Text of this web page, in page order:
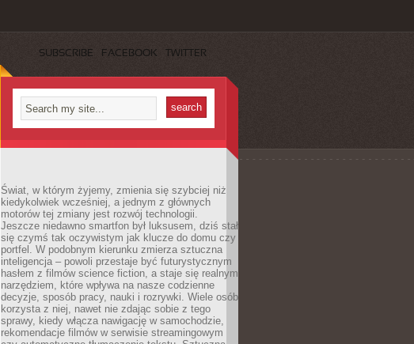
SUBSCRIBE FACEBOOK TWITTER
Świat, w którym żyjemy, zmienia się szybciej niż
kiedykolwiek wcześniej, a jednym z głównych
motorów tej zmiany jest rozwój technologii.
Jeszcze niedawno smartfon był luksusem, dziś stał
się czymś tak oczywistym jak klucze do domu czy
portfel. W podobnym kierunku zmierza sztuczna
inteligencja – powoli przestaje być futurystycznym
hasłem z filmów science fiction, a staje się realnym
narzędziem, które wpływa na nasze codzienne
decyzje, sposób pracy, nauki i rozrywki. Wiele osób
korzysta z niej, nawet nie zdając sobie z tego
sprawy, kiedy włącza nawigację w samochodzie,
rekomendacje filmów w serwisie streamingowym